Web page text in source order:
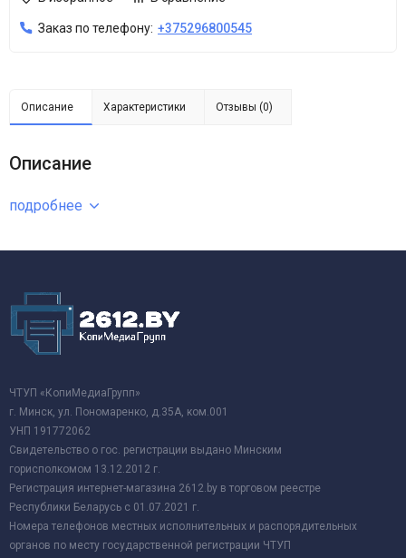
Заказ по телефону: +375296800545
Описание Характеристики Отзывы (0)
Описание
подробнее
ЧТУП «КопиМедиаГрупп»
г. Минск, ул. Пономаренко, д.35А, ком.001
УНП 191772062
Свидетельство о гос. регистрации выдано Минским
горисполкомом 13.12.2012 г.
Регистрация интернет-магазина 2612.by в торговом реестре
Республики Беларусь с 01.07.2021 г.
Номера телефонов местных исполнительных и распорядительных
органов по месту государственной регистрации ЧТУП